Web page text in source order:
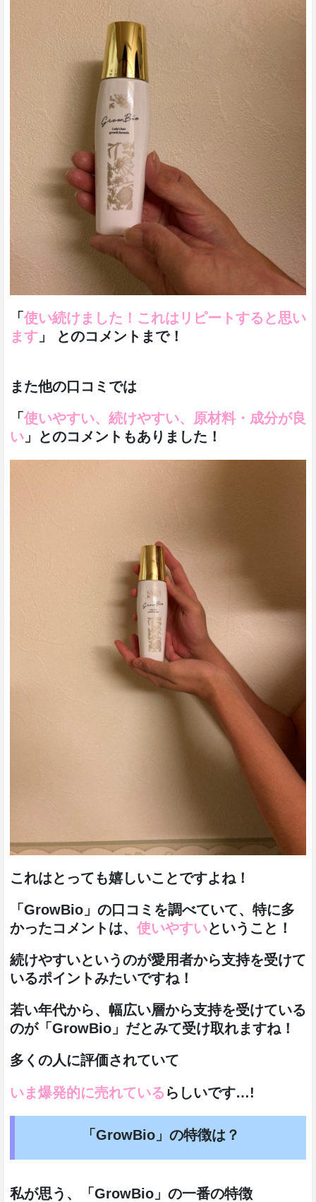
「使い続けました！これはリピートすると思い
ます 」 とのコメントまで！
また他の口コミでは
「 使いやすい、続けやすい、 原材料・成分が良
い 」とのコメントもありました！
これはとっても嬉しいことですよね！
「GrowBio」の口コミを調べていて、特に多
かったコメントは、 使いやすいということ！
続けやすいというのが愛用者から支持を受けて
いるポイントみたいですね！
若い年代から、幅広い層から支持を受けている
のが「GrowBio」だとみて受け取れますね！
多くの人に評価されていて
いま爆発的に売れている らしいです…!
「GrowBio」の特徴は？
私が思う、「GrowBio」の一番の特徴